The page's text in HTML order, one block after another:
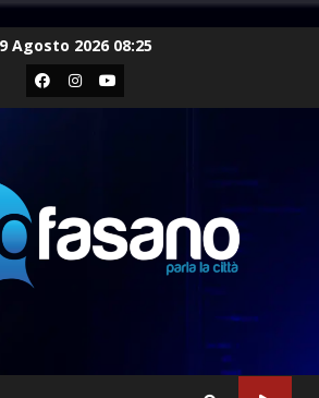
9 Agosto 2026 08:25
Facebook
Instagram
Youtube